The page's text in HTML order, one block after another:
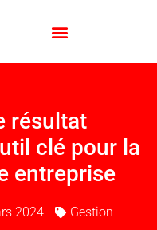
résultat
clé pour la
entreprise
2024 Gestion